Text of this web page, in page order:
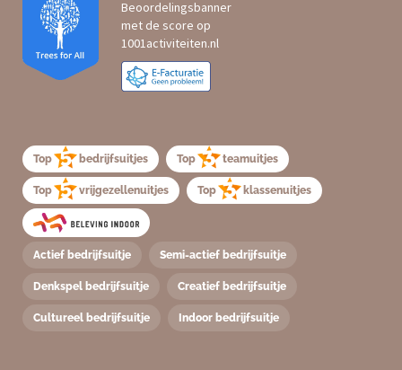
Top bedrijfsuitjes Top teamuitjes
Top vrijgezellenuitjes Top klassenuitjes
Actief bedrijfsuitje Semi-actief bedrijfsuitje
Denkspel bedrijfsuitje Creatief bedrijfsuitje
Cultureel bedrijfsuitje Indoor bedrijfsuitje